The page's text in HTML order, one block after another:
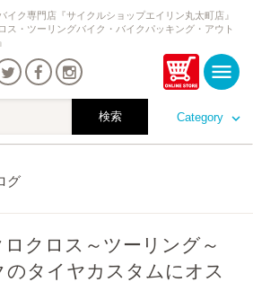
Category
イク専門店『サイクルショップエイリン丸太町店』
ス・ツーリングバイク・バイクパッキング・アウト
グ
ロクロス～ツーリング～
のタイヤカスタムにオス